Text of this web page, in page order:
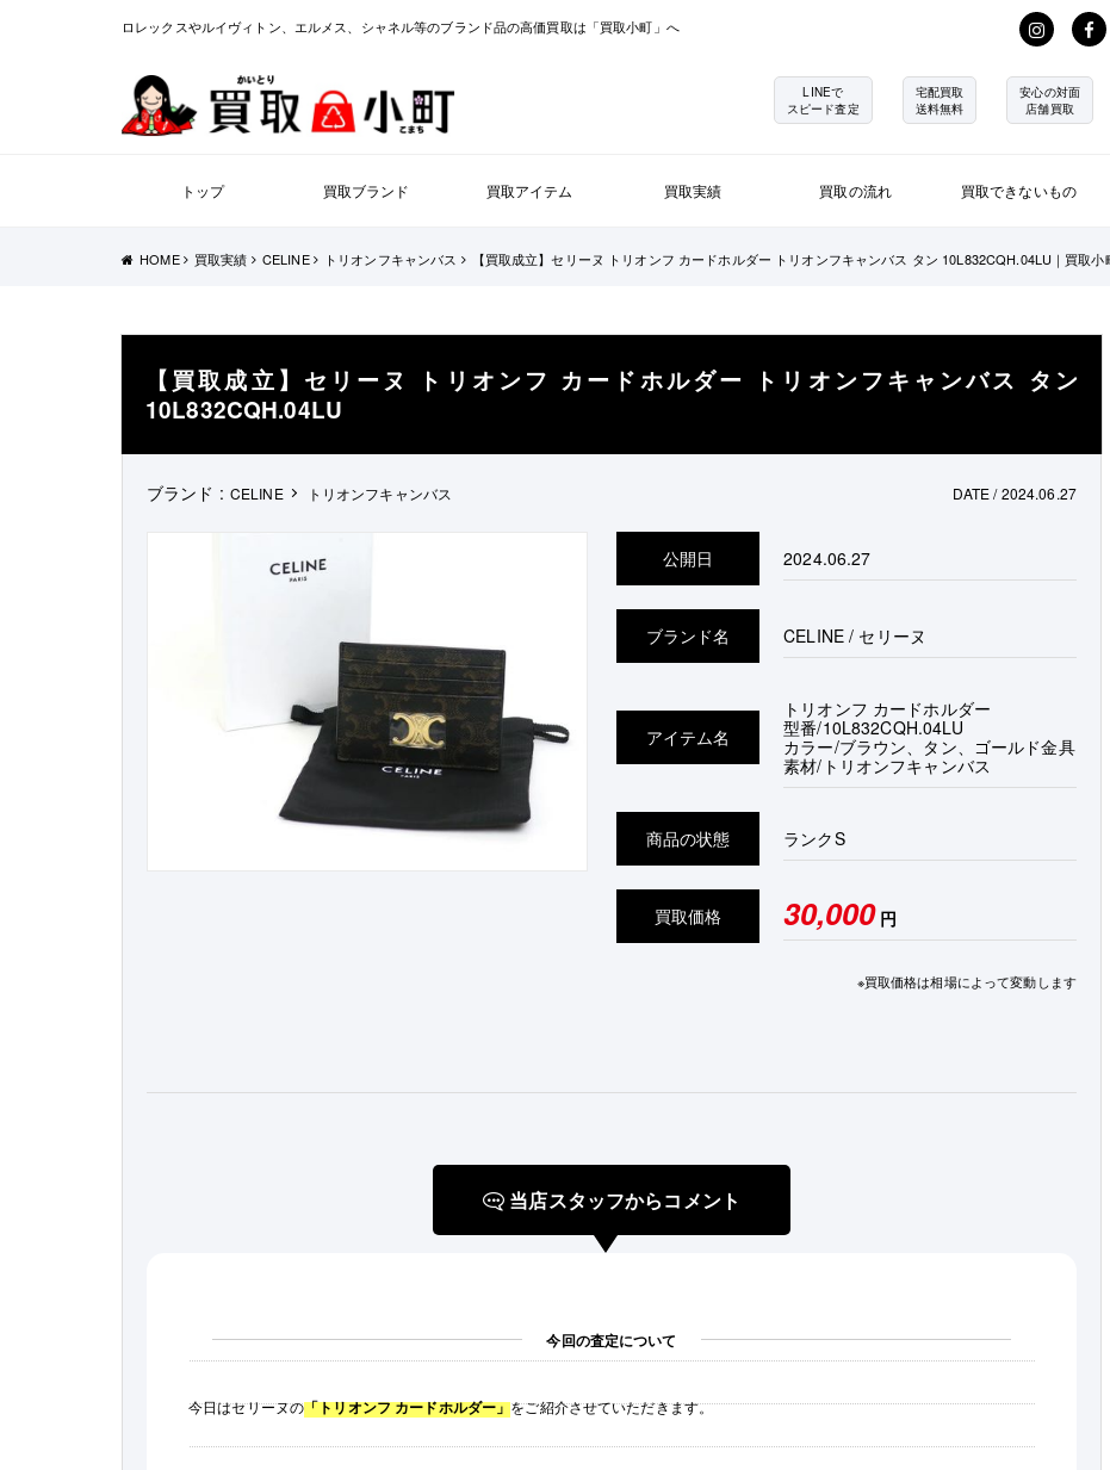
ロレックスやルイヴィトン、エルメス、シャネル等のブランド品の高価買取は「買取小町」へ
LINEで
スピード査定
宅配買取
送料無料
安心の対面
店舗買取
トップ 買取ブランド 買取アイテム 買取実績 買取の流れ 買取できないもの
HOME 買取実績 CELINE トリオンフキャンバス 【買取成立】セリーヌ トリオンフ カードホルダー トリオンフキャンバス タン 10L832CQH.04LU｜買取小
【買取成立】セリーヌ トリオンフ カードホルダー トリオンフキャンバス タン
10L832CQH.04LU
ブランド : CELINE トリオンフキャンバス DATE / 2024.06.27
公開日 2024.06.27
ブランド名 CELINE / セリーヌ
アイテム名
トリオンフ カードホルダー
型番/10L832CQH.04LU
カラー/ブラウン、タン、ゴールド金具
素材/トリオンフキャンバス
商品の状態 ランクS
買取価格 30,000円
※買取価格は相場によって変動します
当店スタッフからコメント
今回の査定について
今日はセリーヌの「トリオンフ カードホルダー」をご紹介させていただきます。